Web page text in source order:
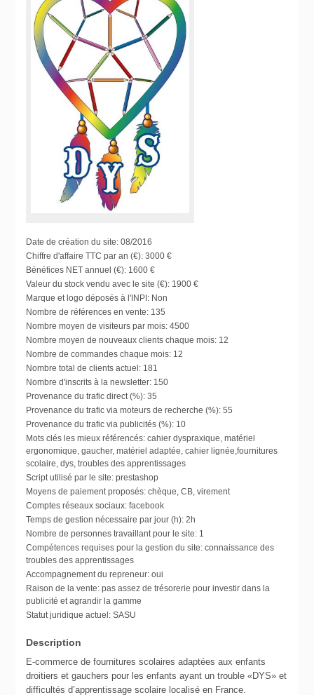
Date de création du site: 08/2016
Chiffre d'affaire TTC par an (€): 3000 €
Bénéfices NET annuel (€): 1600 €
Valeur du stock vendu avec le site (€): 1900 €
Marque et logo déposés à l'INPI: Non
Nombre de références en vente: 135
Nombre moyen de visiteurs par mois: 4500
Nombre moyen de nouveaux clients chaque mois: 12
Nombre de commandes chaque mois: 12
Nombre total de clients actuel: 181
Nombre d'inscrits à la newsletter: 150
Provenance du trafic direct (%): 35
Provenance du trafic via moteurs de recherche (%): 55
Provenance du trafic via publicités (%): 10
Mots clés les mieux référencés: cahier dyspraxique, matériel
ergonomique, gaucher, matériel adaptée, cahier lignée,fournitures
scolaire, dys, troubles des apprentissages
Script utilisé par le site: prestashop
Moyens de paiement proposés: chèque, CB, virement
Comptes réseaux sociaux: facebook
Temps de gestion nécessaire par jour (h): 2h
Nombre de personnes travaillant pour le site: 1
Compétences requises pour la gestion du site: connaissance des
troubles des apprentissages
Accompagnement du repreneur: oui
Raison de la vente: pas assez de trésorerie pour investir dans la
publicité et agrandir la gamme
Statut juridique actuel: SASU
Description
E-commerce de fournitures scolaires adaptées aux enfants
droitiers et gauchers pour les enfants ayant un trouble «DYS» et
difficultés d’apprentissage scolaire localisé en France.